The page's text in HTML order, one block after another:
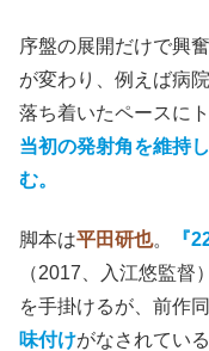
序盤の展開だけで興
が変わり、例えば病
落ち着いたペースに
当初の発射角を維持
む。
脚本は平田研也。
『
（2017、入江悠監督
を手掛けるが、前作
味付けがなされている